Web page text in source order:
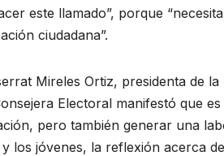
este llamado”, porque
ciudadana”.
Mireles Ortiz, presidenta de
Electoral manifestó que
pero también generar una
los jóvenes, la reflexión acerca